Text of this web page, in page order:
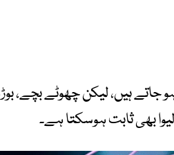
ہیں، لیکن چھوٹے بچے،
بھی ثابت ہوسکتا ہے۔